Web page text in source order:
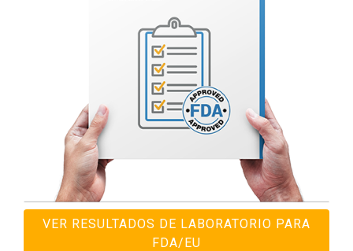
VER RESULTADOS DE LABORATORIO PARA
FDA/EU